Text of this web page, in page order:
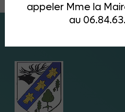
appeler Mme la
au